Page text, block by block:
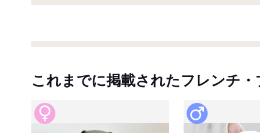
これまでに掲載されたフレンチ